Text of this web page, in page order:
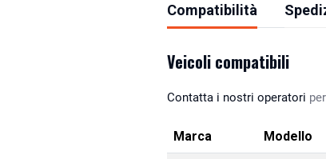
Compatibilità
Veicoli compatibili
Contatta i nostri operatori
Marca Modello